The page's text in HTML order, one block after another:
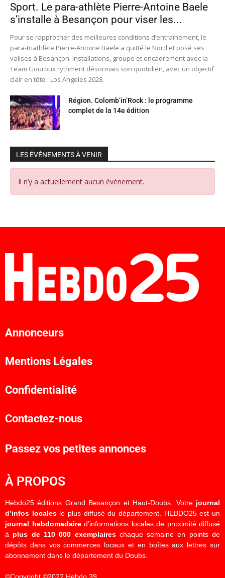
Sport. Le para-athlète Pierre-Antoine Baele
s’installe à Besançon pour viser les...
Pour se rapprocher des meilleures conditions d’entraînement, le
para-triathlète Pierre-Antoine Baele a quitté le Nord et posé ses
valises à Besançon. Installations, groupe et encadrement avec la
Team Gouroux rythment désormais son quotidien, avec un objectif
clair en tête : Los Angeles 2028.
Région. Colomb’in’Rock : le programme
complet de la 14e édition
LES ÉVÉNEMENTS À VENIR
Il n’y a actuellement aucun évènement.
Annonceurs
Mentions Légales
Confidentialité
Contactez-nous
Passez vos petites annonces
À PROPOS
Hebdo25 éditions Grand Besançon et Haut-Doubs. Votre journal
d’infos localesle plus diffusé du département. HEBDO25 est un
journal hebdomadaired’informations locales de proximité diffusé
à plus de 110 000 exemplaireschaque semaine en points de
dépôts dans vos commerces locaux et en boîtes aux lettres sur
abonnement dans le département du Doubs.